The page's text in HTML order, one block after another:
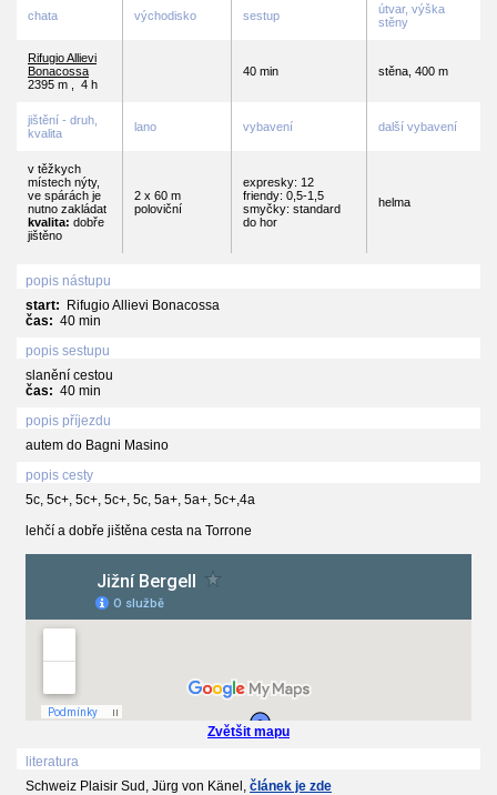
chata východisko sestup
útvar, výška
stěny
Rifugio Allievi
Bonacossa
2395 m
4 h
40 min stěna, 400 m
jištění - druh,
kvalita
lano vybavení další vybavení
v těžkych
místech nýty,
ve spárách je
nutno zakládat
kvalita: dobře
jištěno
2 x 60 m
poloviční
expresky: 12
friendy: 0,5-1,5
smyčky: standard
do hor
helma
popis nástupu
start: Rifugio Allievi Bonacossa
čas: 40 min
popis sestupu
slanění cestou
čas: 40 min
popis příjezdu
autem do Bagni Masino
popis cesty
5c, 5c+, 5c+, 5c+, 5c, 5a+, 5a+, 5c+,4a
lehčí a dobře jištěna cesta na Torrone
Zvětšit mapu
literatura
Schweiz Plaisir Sud, Jürg von Känel, článek je zde